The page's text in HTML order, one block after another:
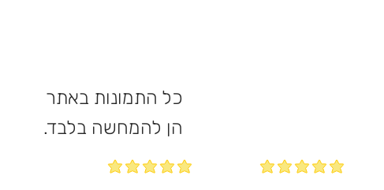
כל התמונות באתר
הן להמחשה בלבד.